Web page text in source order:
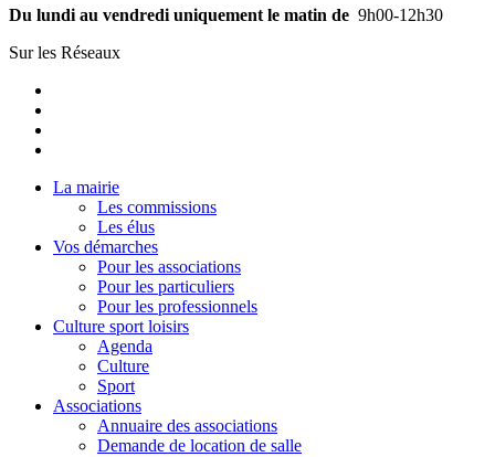
Du lundi au vendredi uniquement le matin de 9h00-12h30
Sur les Réseaux
La mairie
Les commissions
Les élus
Vos démarches
Pour les associations
Pour les particuliers
Pour les professionnels
Culture sport loisirs
Agenda
Culture
Sport
Associations
Annuaire des associations
Demande de location de salle